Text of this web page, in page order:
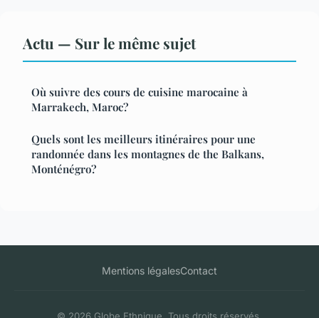
Actu — Sur le même sujet
Où suivre des cours de cuisine marocaine à
Marrakech, Maroc?
Quels sont les meilleurs itinéraires pour une
randonnée dans les montagnes de the Balkans,
Monténégro?
Mentions légalesContact